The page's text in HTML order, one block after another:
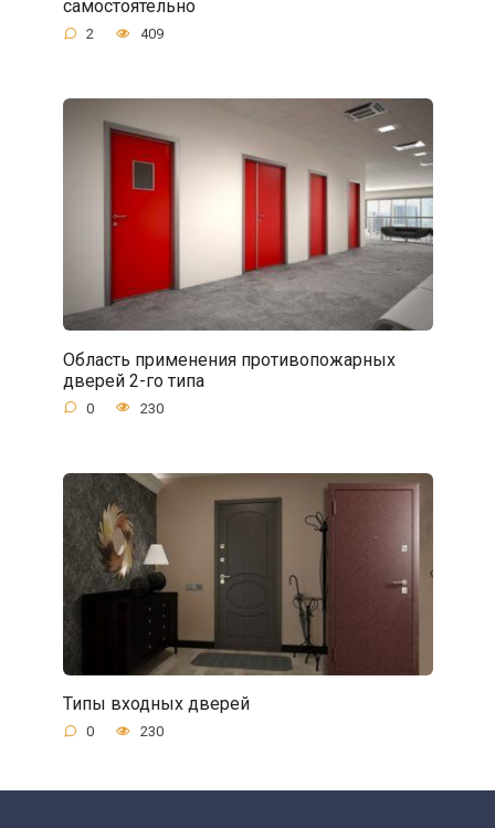
самостоятельно
2 409
Область применения противопожарных
дверей 2-го типа
0 230
Типы входных дверей
0 230